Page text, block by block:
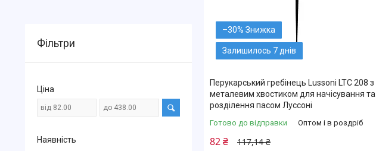
–30%
Залишилось 7 днів
Перукарський гребінець Lussoni LTC 208 з
металевим хвостиком для начісування та
розділення пасом Луссоні
Готово до відправки Оптом і в роздріб
117,14 ₴
82 ₴
Фільтри
Ціна
Наявність